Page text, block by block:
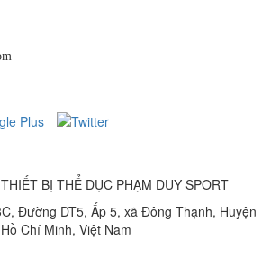
BỊ THỂ DỤC PHẠM DUY SPORT
Đường DT5, Ấp 5, xã Đông Thạnh, Huyện
Chí Minh, Việt Nam